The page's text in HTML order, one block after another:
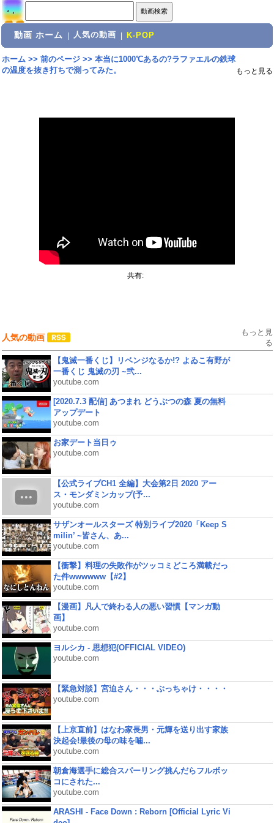
動画 ホーム 人気の動画 K-POP
ホーム>> 前のページ>> 本当に1000℃あるの?ラファエルの鉄球
の温度を抜き打ちで測ってみた。
もっと見る
共有:
人気の動画
もっと見
る
【鬼滅一番くじ】リベンジなるか!? よゐこ有野が
一番くじ 鬼滅の刃 ~弐...
youtube.com
[2020.7.3 配信] あつまれ どうぶつの森 夏の無料
アップデート
youtube.com
お家デート当日ゥ
youtube.com
【公式ライブCH1 全編】大会第2日 2020 アー
ス・モンダミンカップ(予...
youtube.com
サザンオールスターズ 特別ライブ2020「Keep S
milin’ ~皆さん、あ...
youtube.com
【衝撃】料理の失敗作がツッコミどころ満載だっ
た件wwwwww【#2】
youtube.com
【漫画】凡人で終わる人の悪い習慣【マンガ動
画】
youtube.com
ヨルシカ - 思想犯(OFFICIAL VIDEO)
youtube.com
【緊急対談】宮迫さん・・・ぶっちゃけ・・・・
youtube.com
【上京直前】はなわ家長男・元輝を送り出す家族
決起会!最後の母の味を噛...
youtube.com
朝倉海選手に総合スパーリング挑んだらフルボッ
コにされた...
youtube.com
ARASHI - Face Down : Reborn [Official Lyric Vi